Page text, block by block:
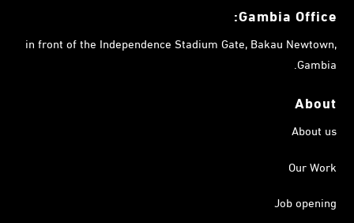
Gambia Office:
in front of the Independence Stadium Gate, Bakau Newtown,
Gambia.
About
About us
Our Work
Job opening